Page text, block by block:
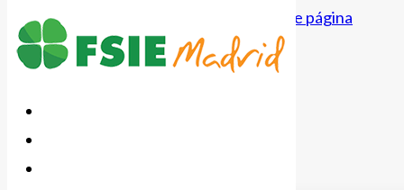
Saltar al contenido principal Saltar al pie de página